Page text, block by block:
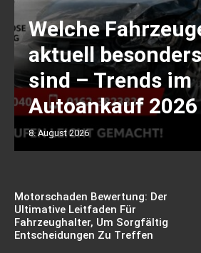
Welche
aktuell
sind – Trends im
Autoankauf 2026
8. August 2026
Motorschaden Bewertung: Der
Ultimative Leitfaden Für
Fahrzeughalter, Um Sorgfältig
Entscheidungen Zu Treffen